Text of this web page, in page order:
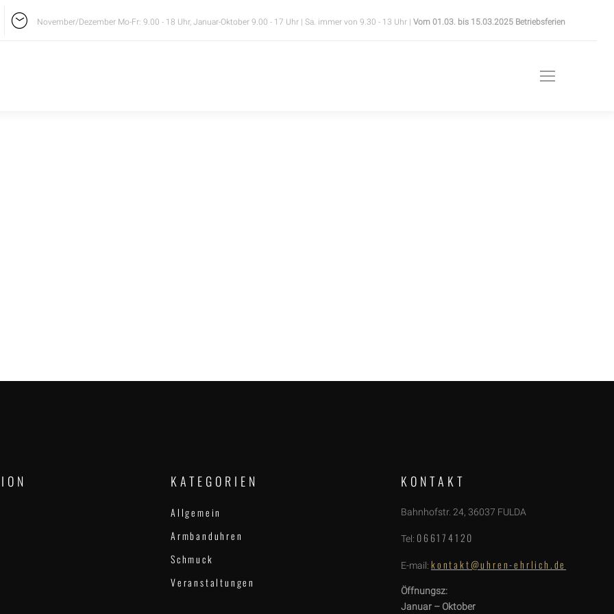
November/Dezember Mo-Fr: 9.00 - 18 Uhr, Januar-Oktober 9.00 - 17 Uhr | Sa. immer von 9.30 - 13 Uhr | Vom 01.03. bis 15.03.2025 Betriebsferien
KATEGORIEN
Allgemein
Armbanduhren
Schmuck
Veranstaltungen
KONTAKT
Bahnhofstr. 24, 36037 FULDA
Tel: 066174120
E-mail: kontakt@uhren-ehrlich.de
Öffnungsz:
Januar – Oktober